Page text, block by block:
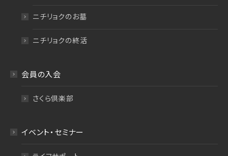
ニチリョクのお墓
ニチリョクの終活
会員の入会
さくら倶楽部
イベント・セミナー